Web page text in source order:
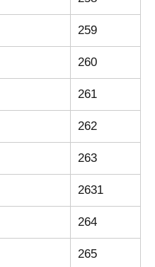
259
260
261
262
263
2631
264
265